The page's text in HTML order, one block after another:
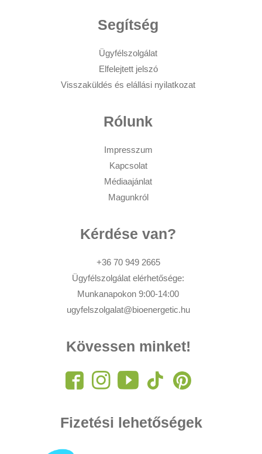
Segítség
Ügyfélszolgálat
Elfelejtett jelszó
Visszaküldés és elállási nyilatkozat
Rólunk
Impresszum
Kapcsolat
Médiaajánlat
Magunkról
Kérdése van?
+36 70 949 2665
Ügyfélszolgálat elérhetősége:
Munkanapokon 9:00-14:00
ugyfelszolgalat@bioenergetic.hu
Kövessen minket!
Fizetési lehetőségek